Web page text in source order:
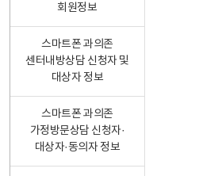
회원정보
스마트폰 과의존
센터내방상담 신청자 및
대상자 정보
스마트폰 과의존
가정방문상담 신청자·
대상자·동의자 정보